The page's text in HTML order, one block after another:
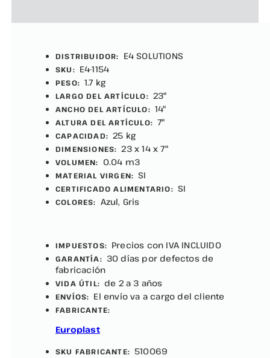
DISTRIBUIDOR: E4 SOLUTIONS
SKU: E4-1154
PESO: 1.7 kg
LARGO DEL ARTÍCULO: 23"
ANCHO DEL ARTÍCULO: 14"
ALTURA DEL ARTÍCULO: 7"
CAPACIDAD: 25 kg
DIMENSIONES: 23 x 14 x 7"
VOLUMEN: 0.04 m3
MATERIAL VIRGEN: SI
CERTIFICADO ALIMENTARIO: SI
COLORES: Azul, Gris
IMPUESTOS: Precios con IVA INCLUIDO
GARANTÍA: 30 días por defectos de
fabricación
VIDA ÚTIL: de 2 a 3 años
ENVÍOS: El envío va a cargo del cliente
FABRICANTE:
Europlast
SKU FABRICANTE: 510069